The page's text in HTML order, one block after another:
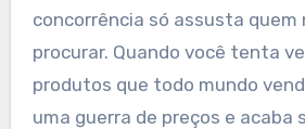
concorrência só assusta quem
procurar. Quando você tenta
produtos que todo mundo
uma guerra de preços e acaba